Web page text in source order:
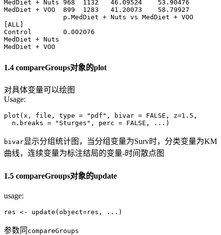
MedDiet + Nuts 968
MedDiet + VOO  899
               p.MedDiet + Nuts vs MedDiet + VOO
[ALL]
Control        0.002076
MedDiet + Nuts
MedDiet + VOO
1.4 compareGroups对象的plot
对具体变量可以绘图
Usage:
plot(x, file, type = "pdf", bivar = FALSE, z=1.5,
  n.breaks = "Sturges", perc = FALSE, ...)
bivar显示分组统计图，当分组变量为Surv时，分类变量为KM
曲线，连续变量为标注结局的变量-时间散点图
1.5 compareGroups对象的update
usage:
res <- update(object=res, ...)
参数同 compareGroups